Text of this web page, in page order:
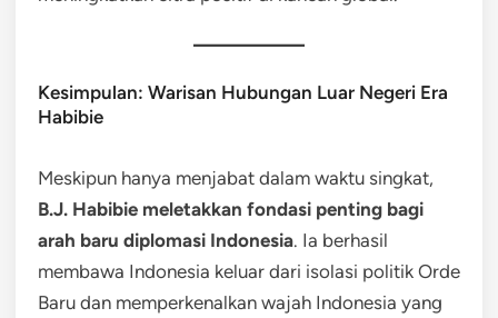
Kesimpulan: Warisan Hubungan Luar Negeri Era
Habibie
Meskipun hanya menjabat dalam waktu singkat,
B.J. Habibie meletakkan fondasi penting bagi
arah baru diplomasi Indonesia. Ia berhasil
membawa Indonesia keluar dari isolasi politik Orde
Baru dan memperkenalkan wajah Indonesia yang